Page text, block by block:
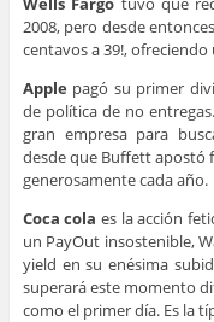
2008, pero desde
centavos a 39!, ofreciendo
Apple pagó su primer
de política de no
gran empresa para
desde que Buffett apostó
generosamente cada año.
Coca cola es la acción
un PayOut insostenible,
yield en su enésima
superará este momento
como el primer día. Es la